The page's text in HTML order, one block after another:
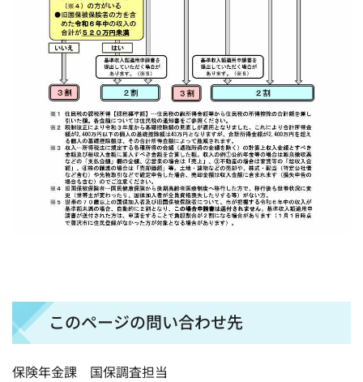
このページの問い合わせ先
保険年金課 国保調査担当